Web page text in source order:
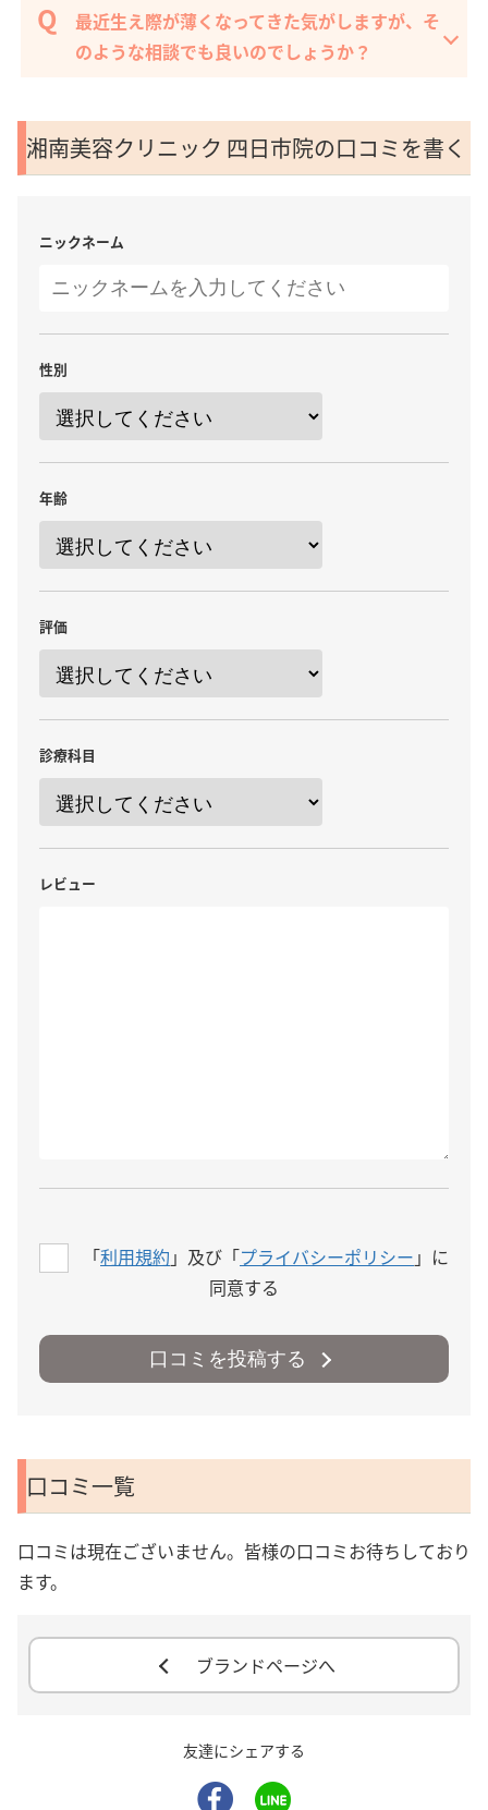
最近生え際が薄くなってきた気がしますが、そ
のような相談でも良いのでしょうか？
湘南美容クリニック 四日市院の口コミを書く
ニックネーム
性別
年齢
評価
診療科目
レビュー
「利用規約 」及び「プライバシーポリシー 」に
同意する
口コミを投稿する
口コミ一覧
口コミは現在ございません。皆様の口コミお待ちしており
ます。
ブランドページへ
友達にシェアする